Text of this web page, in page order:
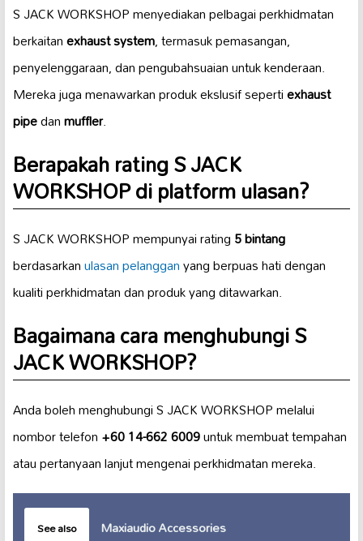
S JACK WORKSHOP menyediakan pelbagai perkhidmatan
berkaitanexhaust system, termasuk pemasangan,
penyelenggaraan, dan pengubahsuaian untuk kenderaan.
Mereka juga menawarkan produk ekslusif sepertiexhaust
pipedanmuffler.
Berapakah rating S JACK
WORKSHOP di platform ulasan?
S JACK WORKSHOP mempunyai rating5 bintang
berdasarkanulasan pelangganyang berpuas hati dengan
kualiti perkhidmatan dan produk yang ditawarkan.
Bagaimana cara menghubungi S
JACK WORKSHOP?
Anda boleh menghubungi S JACK WORKSHOP melalui
nombor telefon+60 14-662 6009untuk membuat tempahan
atau pertanyaan lanjut mengenai perkhidmatan mereka.
See also Maxiaudio Accessories